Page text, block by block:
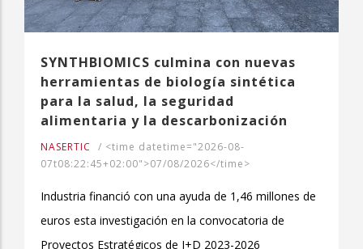
SYNTHBIOMICS culmina con nuevas
herramientas de biología sintética
para la salud, la seguridad
alimentaria y la descarbonización
NASERTIC / <time datetime="2026-08-
07t08:22:45+02:00">07/08/2026</time>
Industria financió con una ayuda de 1,46 millones de
euros esta investigación en la convocatoria de
Proyectos Estratégicos de I+D 2023-2026